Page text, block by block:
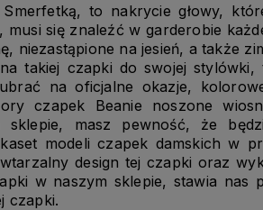
to nakrycie głowy,
się znaleźć w garderobie
niezastąpione na jesień, a także
takiej czapki do swojej stylówki,
na oficjalne okazje,
czapek Beanie noszone
sklepie, masz pewność, że
modeli czapek damskich w
design tej czapki oraz
w naszym sklepie, stawia nas
czapki.